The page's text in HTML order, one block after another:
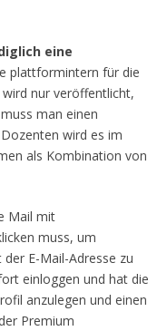
eine
plattformintern für die
nur veröffentlicht,
man einen
wird es im
als Kombination von
Mail mit
muss, um
E-Mail-Adresse zu
einloggen und hat die
anzulegen und einen
Premium